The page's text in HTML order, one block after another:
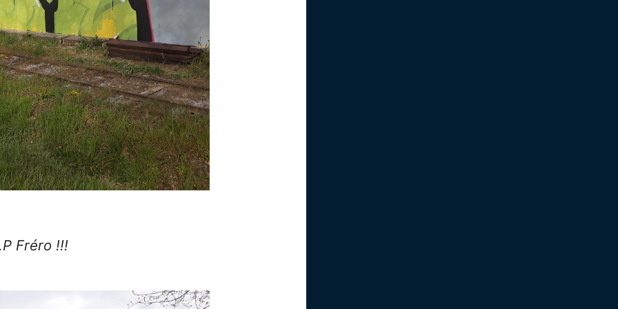
Fréro !!!